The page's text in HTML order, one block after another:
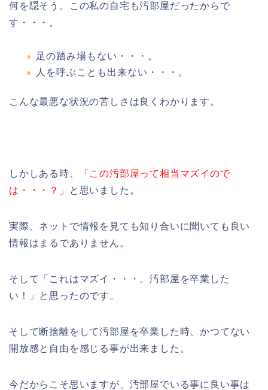
何を隠そう、この私の自宅も汚部屋だったからで
す・・・。
足の踏み場もない・・・。
人を呼ぶことも出来ない・・・。
こんな最悪な状況の苦しさは良くわかります。
しかしある時、
「この汚部屋って相当マズイので
は・・・？」
と思いました。
実際、ネットで情報を見ても知り合いに聞いても良い
情報はまるでありません。
そして「これはマズイ・・・。汚部屋を卒業した
い！」と思ったのです。
そして断捨離をして汚部屋を卒業した時、かつてない
開放感と自由を感じる事が出来ました。
今だからこそ思いますが、汚部屋でいる事に良い事は